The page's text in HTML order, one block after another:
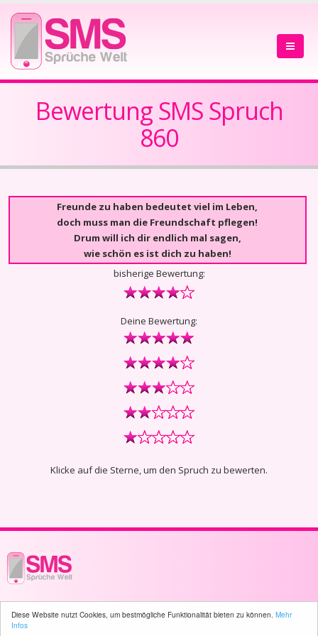
Diese Website nutzt Cookies, um bestmögliche Funktionalität bieten zu können. Mehr
Infos
Bewertung SMS Spruch
860
Freunde zu haben bedeutet viel im Leben,
doch muss man die Freundschaft pflegen!
Drum will ich dir endlich mal sagen,
wie schön es ist dich zu haben!
bisherige Bewertung:
Deine Bewertung:
Klicke auf die Sterne, um den Spruch zu bewerten.
© 2003 - 2026 -sms-sprueche-welt.ch- All rights reserved -122 user(s)
online